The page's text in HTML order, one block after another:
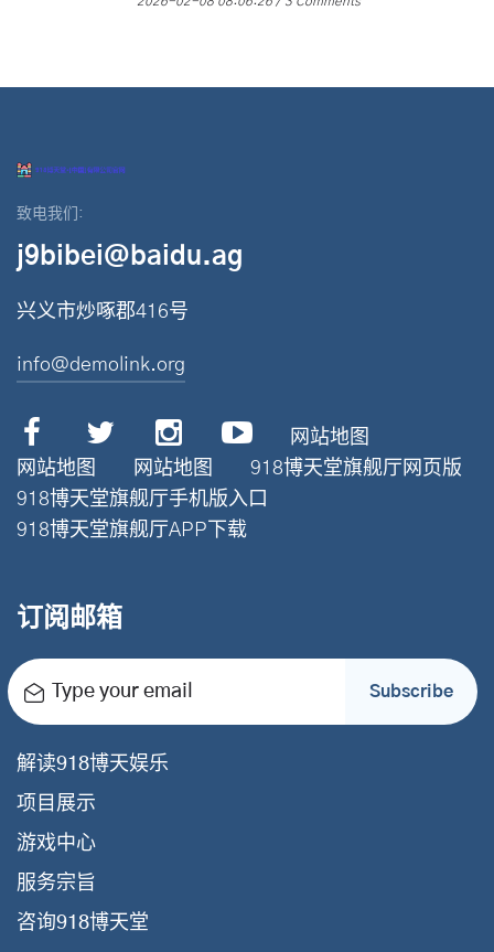
致电我们:
j9bibei@baidu.ag
兴义市炒啄郡416号
info@demolink.org
网站地图
网站地图
网站地图
918博天堂旗舰厅网页版
918博天堂旗舰厅手机版入口
918博天堂旗舰厅APP下载
订阅邮箱
Type your email Subscribe
解读918博天娱乐
项目展示
游戏中心
服务宗旨
咨询918博天堂